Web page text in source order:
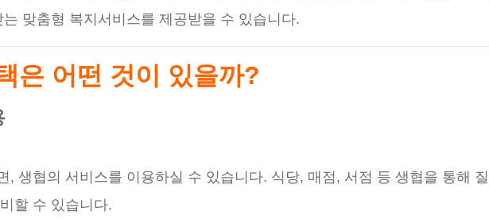
맞춤형 복지서비스를 제공받을 수 있습니다.
은 어떤 것이 있을까?
, 생협의 서비스를 이용하실 수 있습니다. 식당, 매점, 서점 등 생협을 통해
할 수 있습니다.